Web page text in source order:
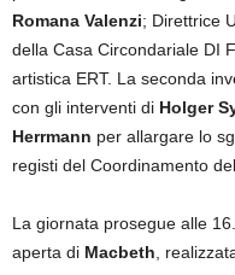
Romana Valenzi; Direttrice
della Casa Circondariale DI
artistica ERT. La seconda
con gli interventi di Holger
Herrmann per allargare lo
registi del Coordinamento
La giornata prosegue alle
aperta di Macbeth,